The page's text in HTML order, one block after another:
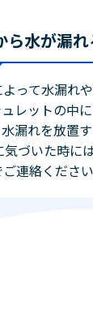
ら水が漏れ
って水漏れ
レットの中
漏れを放置
づいた時に
連絡ください